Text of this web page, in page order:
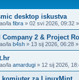
desktop iskustva
la fibra » 02 svi 2026, 09:32
Company 2 & Project
la b4sh » 13 sij 2026, 06:28
la amardugi » 12 sij 2026,